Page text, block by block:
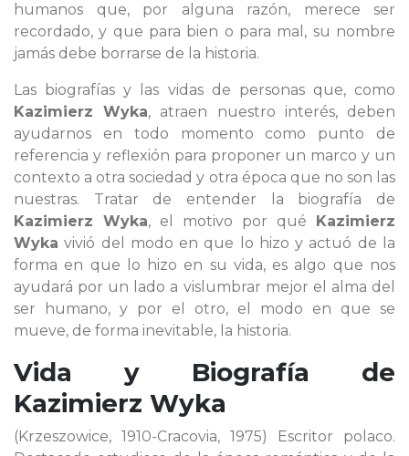
humanos que, por alguna razón, merece ser
recordado, y que para bien o para mal, su nombre
jamás debe borrarse de la historia.
Las biografías y las vidas de personas que, como
Kazimierz Wyka, atraen nuestro interés, deben
ayudarnos en todo momento como punto de
referencia y reflexión para proponer un marco y un
contexto a otra sociedad y otra época que no son las
nuestras. Tratar de entender la biografía de
Kazimierz Wyka, el motivo por qué Kazimierz
Wyka vivió del modo en que lo hizo y actuó de la
forma en que lo hizo en su vida, es algo que nos
ayudará por un lado a vislumbrar mejor el alma del
ser humano, y por el otro, el modo en que se
mueve, de forma inevitable, la historia.
Vida y Biografía de
Kazimierz Wyka
(Krzeszowice, 1910-Cracovia, 1975) Escritor polaco.